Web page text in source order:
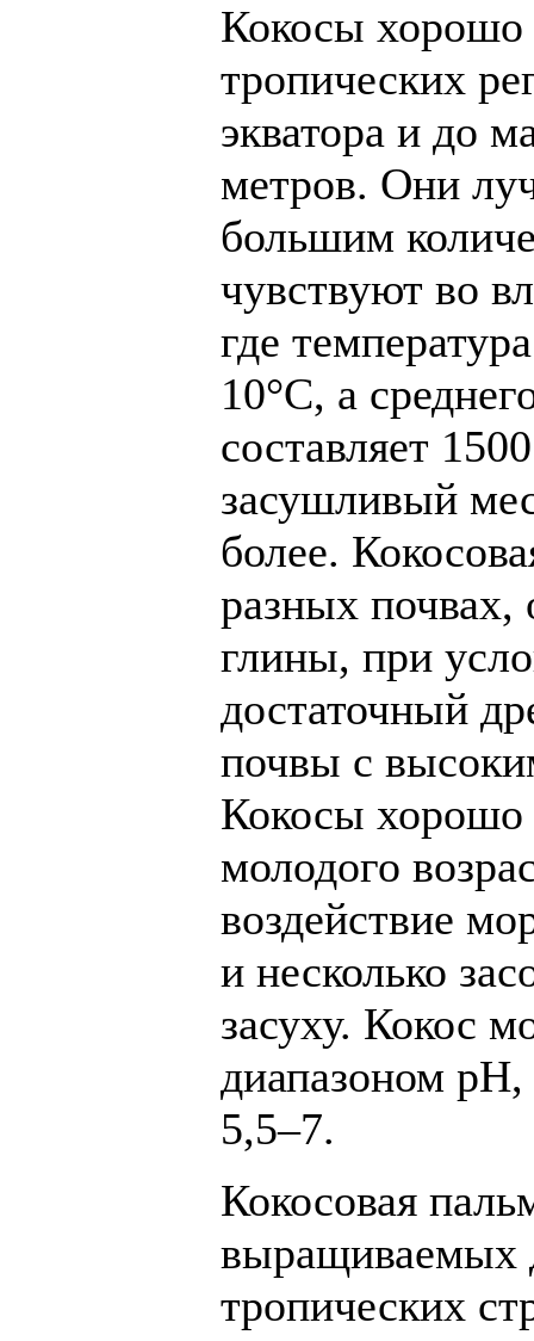
Кокосы хорошо
тропических
экватора и до
метров. Они
большим
чувствуют во
где
10°C, а
составляет
засушливый
более.
разных почвах,
глины, при
достаточный
почвы с
Кокосы хорошо
молодого
воздействие
и несколько
засуху. Кокос
диапазоном
5,5–7.
Кокосовая
выращиваемых
тропических